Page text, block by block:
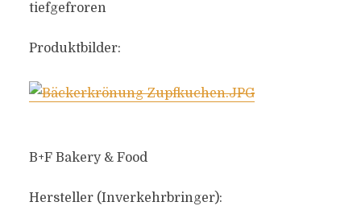
tiefgefroren
Produktbilder:
B+F Bakery & Food
Hersteller (Inverkehrbringer):